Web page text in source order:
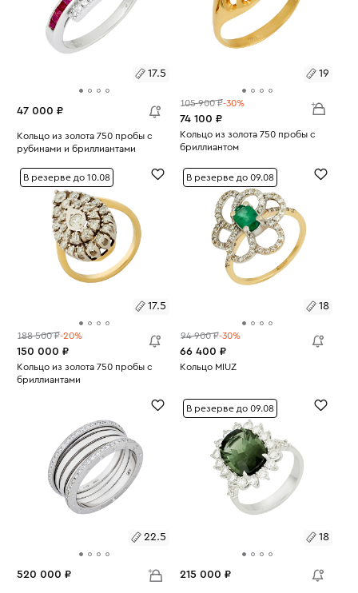
17.5
47 000 ₽
Размеры:
Кольцо из золота 750 пробы с
рубинами и бриллиантами
19
105 900 ₽-30%
74 100 ₽
Размеры:
Кольцо из золота 750 пробы с
бриллиантом
В резерве до 10.08
17.5
188 500 ₽-20%
150 000 ₽
Размеры:
Кольцо из золота 750 пробы с
бриллиантами
В резерве до 09.08
18
94 900 ₽-30%
66 400 ₽
Размеры:
Кольцо MIUZ
22.5
520 000 ₽
В резерве до 09.08
18
215 000 ₽